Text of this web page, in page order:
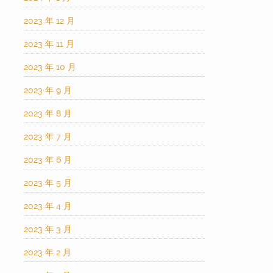
2023 年 12 月
2023 年 11 月
2023 年 10 月
2023 年 9 月
2023 年 8 月
2023 年 7 月
2023 年 6 月
2023 年 5 月
2023 年 4 月
2023 年 3 月
2023 年 2 月